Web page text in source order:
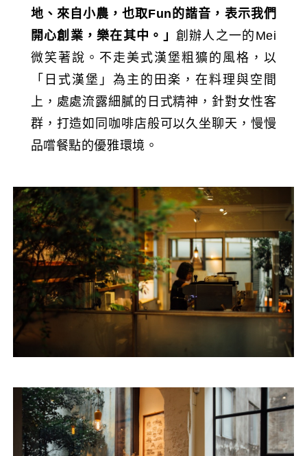
地、來自小農，也取Fun的諧音，表示我們
開心創業，樂在其中。」 創辦人之一的Mei
微笑著說。不走美式漢堡粗獷的風格，以
「日式漢堡」為主的田楽，在料理與空間
上，處處流露細膩的日式精神，針對女性客
群，打造如同咖啡店般可以久坐聊天，慢慢
品嚐餐點的優雅環境。